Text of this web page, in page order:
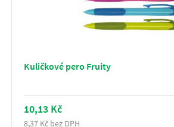
Kuličkové pero Fruity
10,13 Kč
8,37 Kč bez DPH